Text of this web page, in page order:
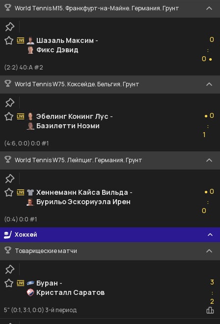
World Tennis M15. Франкфурт-на-Майне. Германия. Грунт
Шазаль Максим -
Фикс Дэвид
0
:
0 ●
(2:2) 40:A #2
World Tennis W75. Коксейде. Бельгия. Грунт
Эбелинг Конинг Лус -
Базилетти Ноэми
● 0
:
1
(4:6, 0:0) 0:0 #1
World Tennis W75. Лейпциг. Германия. Грунт
Хеннеманн Кайса Вильда -
Бурильо Эскориуэла Ирен
● 0
:
0
(0:4) 0:0 #1
Хоккей
Товарищеские матчи
Буран -
Кристалл Саратов
3
:2
2
5" (0:1, 3:1, 0:0) 3-й период